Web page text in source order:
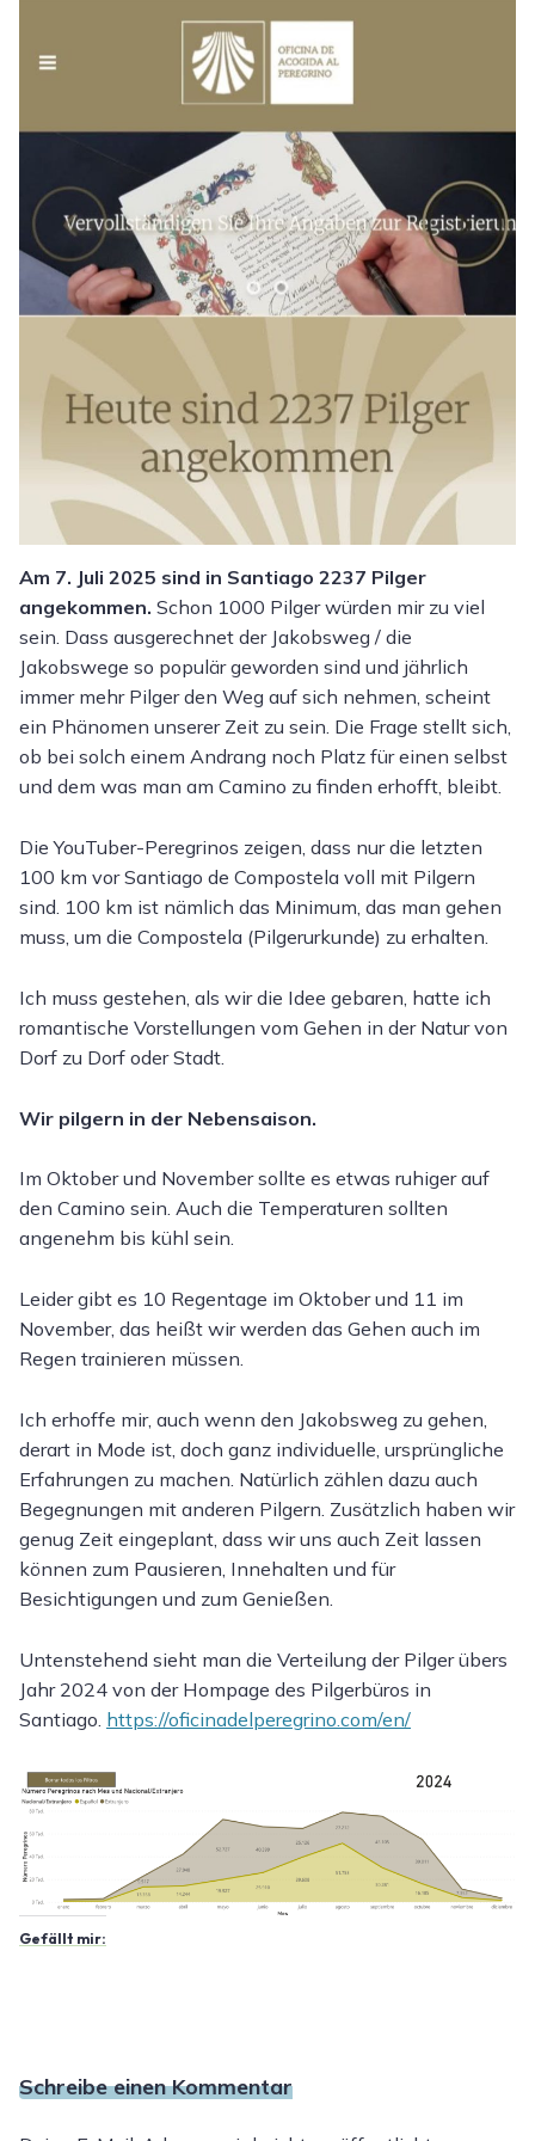
Am 7. Juli 2025 sind in Santiago 2237 Pilger
angekommen. Schon 1000 Pilger würden mir zu viel
sein. Dass ausgerechnet der Jakobsweg / die
Jakobswege so populär geworden sind und jährlich
immer mehr Pilger den Weg auf sich nehmen, scheint
ein Phänomen unserer Zeit zu sein. Die Frage stellt sich,
ob bei solch einem Andrang noch Platz für einen selbst
und dem was man am Camino zu finden erhofft, bleibt.
Die YouTuber-Peregrinos zeigen, dass nur die letzten
100 km vor Santiago de Compostela voll mit Pilgern
sind. 100 km ist nämlich das Minimum, das man gehen
muss, um die Compostela (Pilgerurkunde) zu erhalten.
Ich muss gestehen, als wir die Idee gebaren, hatte ich
romantische Vorstellungen vom Gehen in der Natur von
Dorf zu Dorf oder Stadt.
Wir pilgern in der Nebensaison.
Im Oktober und November sollte es etwas ruhiger auf
den Camino sein. Auch die Temperaturen sollten
angenehm bis kühl sein.
Leider gibt es 10 Regentage im Oktober und 11 im
November, das heißt wir werden das Gehen auch im
Regen trainieren müssen.
Ich erhoffe mir, auch wenn den Jakobsweg zu gehen,
derart in Mode ist, doch ganz individuelle, ursprüngliche
Erfahrungen zu machen. Natürlich zählen dazu auch
Begegnungen mit anderen Pilgern. Zusätzlich haben wir
genug Zeit eingeplant, dass wir uns auch Zeit lassen
können zum Pausieren, Innehalten und für
Besichtigungen und zum Genießen.
Untenstehend sieht man die Verteilung der Pilger übers
Jahr 2024 von der Hompage des Pilgerbüros in
Santiago. https://oficinadelperegrino.com/en/
Gefällt mir:
Schreibe einen Kommentar